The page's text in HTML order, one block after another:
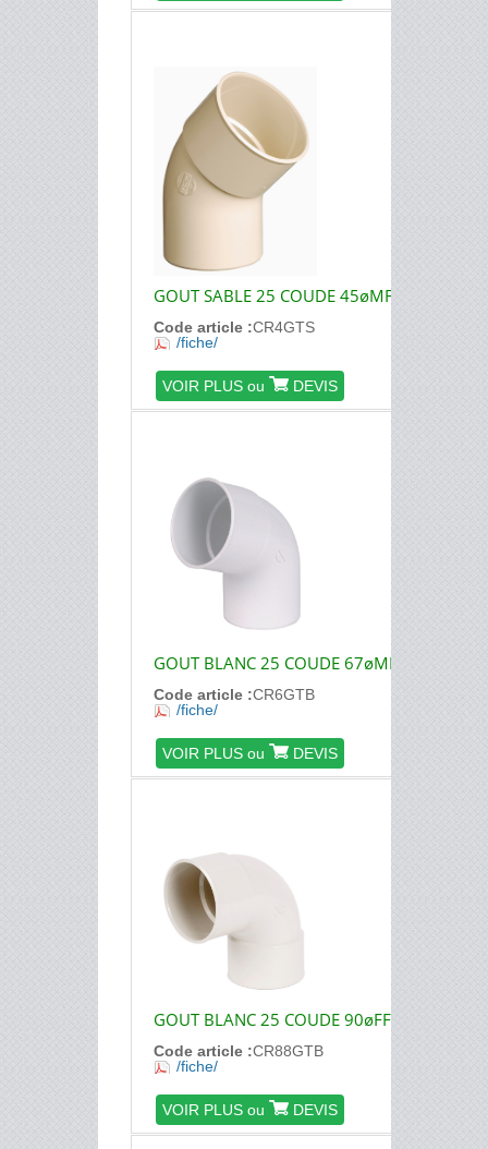
GOUT SABLE 25 COUDE 45øMF
Code article :CR4GTS
/fiche/
VOIR PLUS ou DEVIS
GOUT BLANC 25 COUDE 67øMF
Code article :CR6GTB
/fiche/
VOIR PLUS ou DEVIS
GOUT BLANC 25 COUDE 90øFF
Code article :CR88GTB
/fiche/
VOIR PLUS ou DEVIS